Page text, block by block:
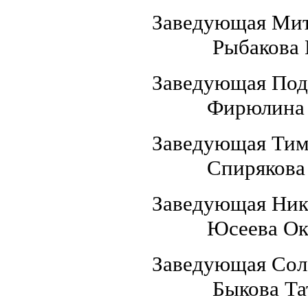
Рыбакова
Фирюлина
Спирякова
Юсеева
Быкова